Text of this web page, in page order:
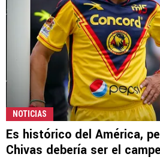
NOTICIAS
Es histórico del América,
Chivas debería ser el